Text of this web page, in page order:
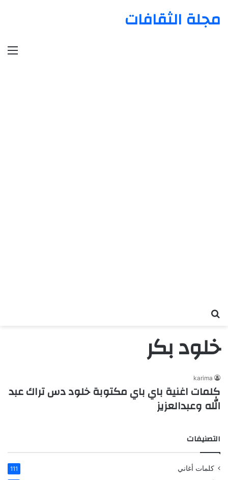
مجلة الثقافات
خلود بكر
karima
كلمات اغنية باي باي مكتوبة خلود دس تراك عبد
الله وعبدالعزيز
التصنيفات
كلمات أغاني 111